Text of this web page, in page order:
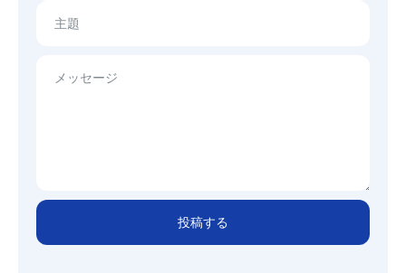
主題
メッセージ